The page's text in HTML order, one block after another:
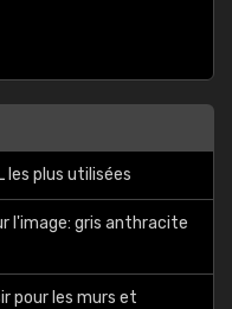
les plus utilisées
l'image: gris anthracite
pour les murs et